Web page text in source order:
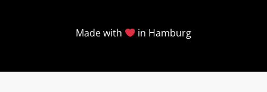
Made with in Hamburg